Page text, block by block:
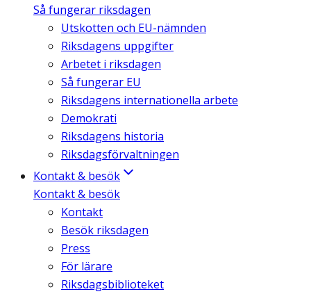
Så fungerar riksdagen
Utskotten och EU-nämnden
Riksdagens uppgifter
Arbetet i riksdagen
Så fungerar EU
Riksdagens internationella arbete
Demokrati
Riksdagens historia
Riksdagsförvaltningen
Kontakt & besök
Kontakt & besök
Kontakt
Besök riksdagen
Press
För lärare
Riksdagsbiblioteket